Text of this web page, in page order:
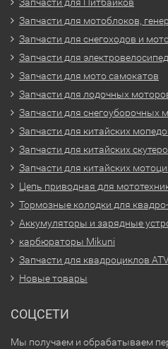
Запчасти для Питбайков
Запчасти для мотоблоков,
Запчасти для снегоходов и
Запчасти для
Запчасти для мото самокатов
Запчасти для лодочных
Запчасти для снегоуборочных
Запчасти для китайских
Запчасти для китайских
Запчасти для китайских
Цепь приводная для
Тормозные колодки для
Аккумуляторы и зарядные
карбюраторы Mikuni
Запчасти для квадроциклов
Новые товары
СОЦСЕТИ
Мы получаем и обрабатываем